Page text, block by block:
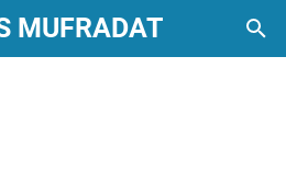
MUFRADAT